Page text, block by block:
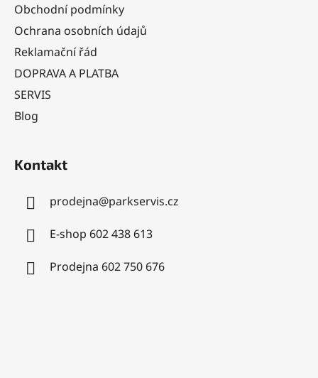
Obchodní podmínky
Ochrana osobních údajů
Reklamační řád
DOPRAVA A PLATBA
SERVIS
Blog
Kontakt
prodejna@parkservis.cz
E-shop 602 438 613
Prodejna 602 750 676